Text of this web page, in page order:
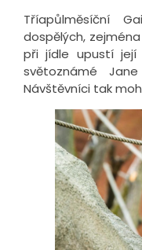
Tříapůlměsíční
dospělých,
při jídle upustí její
světoznámé
Návštěvníci tak